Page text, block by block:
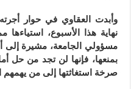
وأبدت العقاوي في حوار
نهاية هذا الأسبوع،
مسؤولي الجامعة، مشيرة إلى
بمنعها، فإنها لن تجد من حل
صرخة استغاثتها إلى من يهمهم